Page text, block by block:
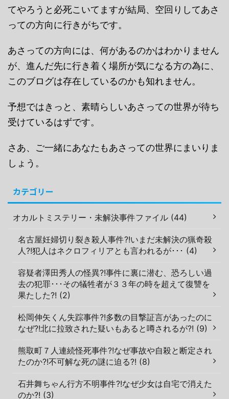
てやろうと必死こいてますが結局、空回りしてあさ
っての方向に行きがちです。
あさっての方向には、何があるのかはわかりません
が、進んだ先に行き着く場所が気になる方の為に、
このブログは存在しているのかも知れません。
予想ではきっと、素晴らしいあさっての世界が待ち
受けているはずです。
さあ、ご一緒にあなたもあさっての世界にまいりま
しょう。
カテゴリー
オカルトミステリー・未解決事件ファイル (44)
名古屋妊婦切り裂き殺人事件?!いまだ未解決の猟奇殺
人?!犯人はネクロフィリアとも言われるが･･･ (4)
容疑者澤田秀人の怪異?!事件に裏に潜む、恐ろしい過
去の犯罪･･･その犠牲者が３３年の時を超えて復讐を
果たした?! (2)
松岡伸矢くん失踪事件?!多数の目撃証言があったのに
なぜ?!北に拉致された疑いもあると噂されるが?! (9)
熊取町７人連続怪死事件?!なぜ事故や自殺と断定され
たのか?!不可解な死の謎に迫る?! (8)
石井舞ちゃん行方不明事件?!なぜ少女は自宅で消えた
のか?! (3)